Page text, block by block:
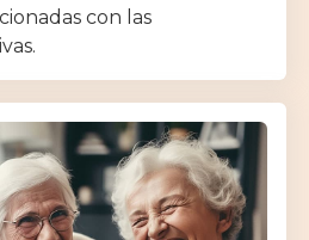
con las